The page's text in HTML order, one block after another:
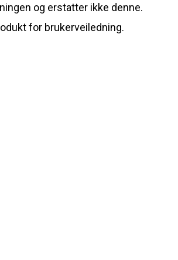
og erstatter ikke denne.
for brukerveiledning.